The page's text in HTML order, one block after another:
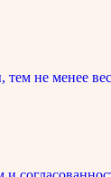
тем не менее